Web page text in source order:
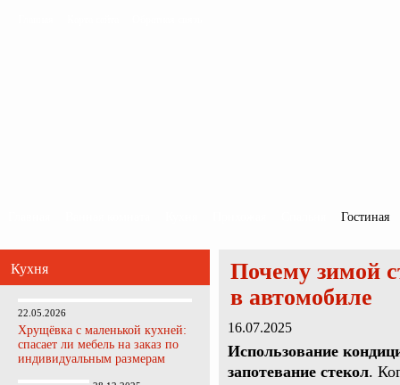
Гостиная
Кухня
22.05.2026
Хрущёвка с маленькой кухней:
спасает ли мебель на заказ по
индивидуальным размерам
Почему зимой
в автомобиле
16.07.2025
Использование
запотевание стекол.